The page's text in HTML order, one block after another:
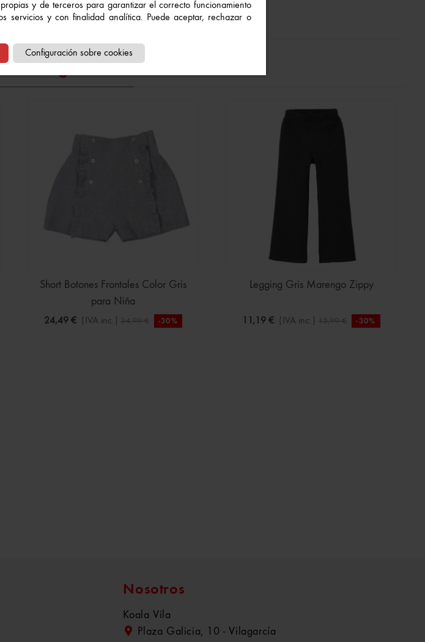
y de terceros para garantizar el correcto funcionamiento
servicios y con finalidad analítica. Puede aceptar, rechazar o
Configuración sobre cookies
Deseos
te gusten...
Short Botones Frontales Color Gris
para Niña
24,49 € (IVA inc.) 34,99 € -30%
Legging Gris Marengo Zippy
11,19 € (IVA inc.) 15,99 € -30%
Nosotros
Koala Vila
Plaza Galicia, 10 - Vilagarcía